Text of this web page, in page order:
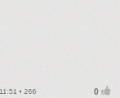
• 266